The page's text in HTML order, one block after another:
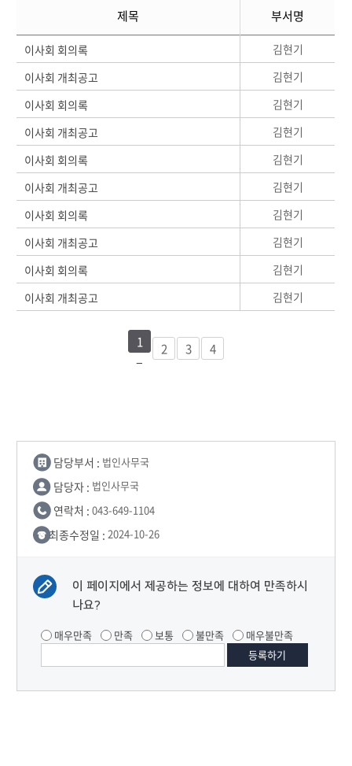
제목 부서명
이사회 회의록
김현기
이사회 개최공고
김현기
이사회 회의록
김현기
이사회 개최공고
김현기
이사회 회의록
김현기
이사회 개최공고
김현기
이사회 회의록
김현기
이사회 개최공고
김현기
이사회 회의록
김현기
이사회 개최공고
김현기
1 2 3 4
담당부서 : 법인사무국
담당자 : 법인사무국
연락처 : 043-649-1104
최종수정일 : 2024-10-26
이 페이지에서 제공하는 정보에 대하여 만족하시
나요?
매우만족 만족 보통 불만족 매우불만족